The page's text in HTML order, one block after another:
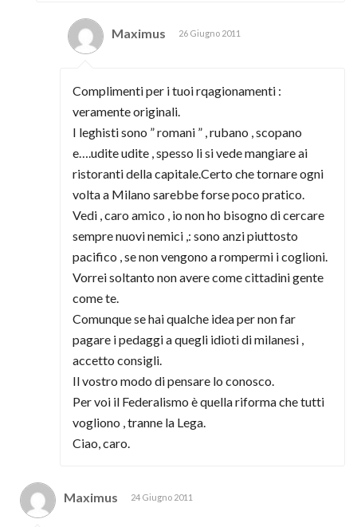
Maximus 26 Giugno 2011
Complimenti per i tuoi rqagionamenti :
veramente originali.
I leghisti sono ” romani ” , rubano , scopano
e….udite udite , spesso li si vede mangiare ai
ristoranti della capitale.Certo che tornare ogni
volta a Milano sarebbe forse poco pratico.
Vedi , caro amico , io non ho bisogno di cercare
sempre nuovi nemici ,: sono anzi piuttosto
pacifico , se non vengono a rompermi i coglioni.
Vorrei soltanto non avere come cittadini gente
come te.
Comunque se hai qualche idea per non far
pagare i pedaggi a quegli idioti di milanesi ,
accetto consigli.
Il vostro modo di pensare lo conosco.
Per voi il Federalismo è quella riforma che tutti
vogliono , tranne la Lega.
Ciao, caro.
Maximus 24 Giugno 2011